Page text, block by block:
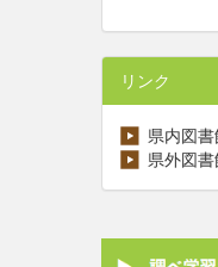
リンク
県内図
県外図